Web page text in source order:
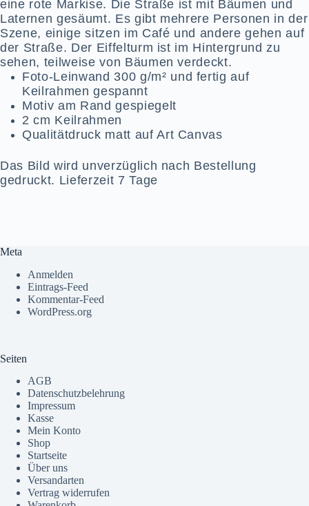
eine rote Markise. Die Straße ist mit Bäumen und
Laternen gesäumt. Es gibt mehrere Personen in der
Szene, einige sitzen im Café und andere gehen auf
der Straße. Der Eiffelturm ist im Hintergrund zu
sehen, teilweise von Bäumen verdeckt.
Foto-Leinwand 300 g/m² und fertig auf
Keilrahmen gespannt
Motiv am Rand gespiegelt
2 cm Keilrahmen
Qualitätdruck matt auf Art Canvas
Das Bild wird unverzüglich nach Bestellung
gedruckt. Lieferzeit 7 Tage
Meta
Anmelden
Eintrags-Feed
Kommentar-Feed
WordPress.org
Seiten
AGB
Datenschutzbelehrung
Impressum
Kasse
Mein Konto
Shop
Startseite
Über uns
Versandarten
Vertrag widerrufen